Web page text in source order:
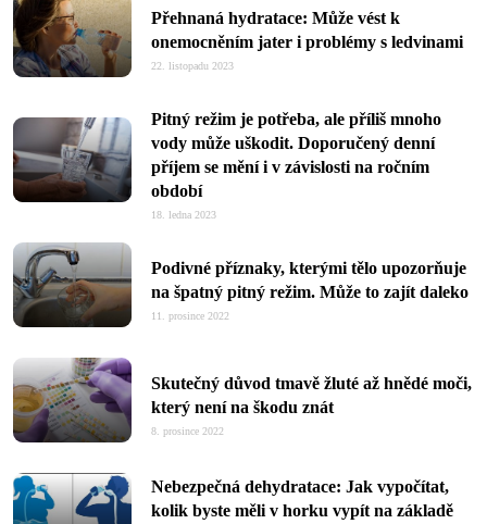
Přehnaná hydratace: Může vést k
onemocněním jater i problémy s ledvinami
22. listopadu 2023
Pitný režim je potřeba, ale příliš mnoho
vody může uškodit. Doporučený denní
příjem se mění i v závislosti na ročním
období
18. ledna 2023
Podivné příznaky, kterými tělo upozorňuje
na špatný pitný režim. Může to zajít daleko
11. prosince 2022
Skutečný důvod tmavě žluté až hnědé moči,
který není na škodu znát
8. prosince 2022
Nebezpečná dehydratace: Jak vypočítat,
kolik byste měli v horku vypít na základě